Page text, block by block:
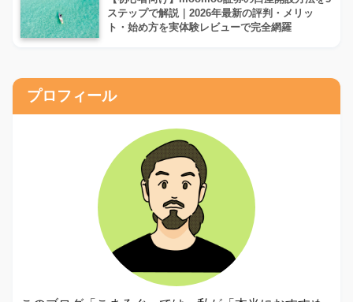
ステップで解説｜2026年最新の評判・メリッ
ト・始め方を実体験レビューで完全網羅
プロフィール